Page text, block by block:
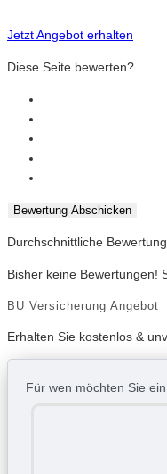
Jetzt Angebot erhalten
Diese Seite bewerten?
Bewertung Abschicken
Durchschnittliche Bewertung
Bisher keine Bewertungen!
BU Versicherung Angebot
Erhalten Sie kostenlos &
Für wen möchten Sie